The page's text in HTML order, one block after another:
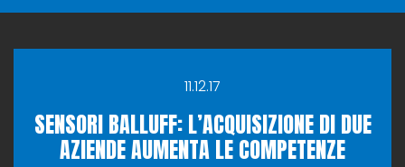
11.12.17
SENSORI BALLUFF: L’ACQUISIZIONE DI DUE
AZIENDE AUMENTA LE COMPETENZE